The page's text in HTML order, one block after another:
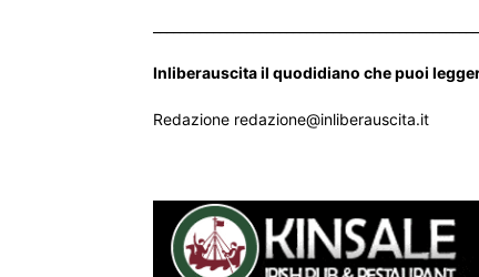
Inliberauscita il quodidiano che puoi
Redazione redazione@inliberauscita.it